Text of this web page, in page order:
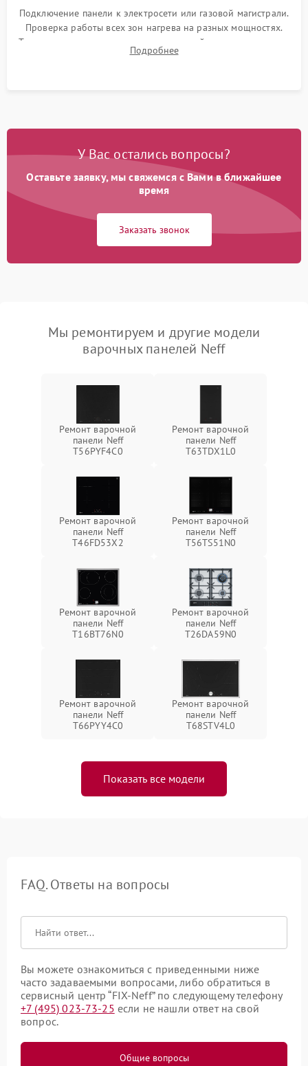
Подключение панели к электросети или газовой магистрали.
Проверка работы всех зон нагрева на разных мощностях.
Тестирование сенсорного управления, таймера, индикаторов
остаточного тепла и систем защиты от перегрева.
Подробнее
У Вас остались вопросы?
Оставьте заявку, мы свяжемся с Вами в ближайшее
время
Заказать звонок
Мы ремонтируем и другие модели
варочных панелей Neff
Ремонт варочной
панели Neff
T56PYF4C0
Ремонт варочной
панели Neff
T63TDX1L0
Ремонт варочной
панели Neff
T46FD53X2
Ремонт варочной
панели Neff
T56TS51N0
Ремонт варочной
панели Neff
T16BT76N0
Ремонт варочной
панели Neff
T26DA59N0
Ремонт варочной
панели Neff
T66PYY4C0
Ремонт варочной
панели Neff
T68STV4L0
Показать все модели
FAQ. Ответы на вопросы
Вы можете ознакомиться с приведенными ниже
часто задаваемыми вопросами, либо обратиться в
сервисный центр “FIX-Neff” по следующему телефону
+7 (495) 023-73-25 если не нашли ответ на свой
вопрос.
Общие вопросы